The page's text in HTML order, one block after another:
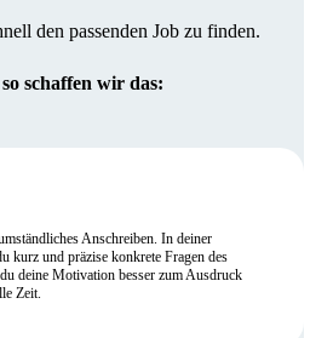
den passenden Job zu finden.
schaffen wir das:
Anschreiben. In deiner
kurz und präzise konkrete Fragen des
deine Motivation besser zum Ausdruck
Zeit.